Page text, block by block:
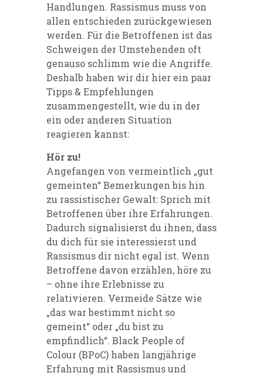
Handlungen. Rassismus muss von
allen entschieden zurückgewiesen
werden. Für die Betroffenen ist das
Schweigen der Umstehenden oft
genauso schlimm wie die Angriffe.
Deshalb haben wir dir hier ein paar
Tipps & Empfehlungen
zusammengestellt, wie du in der
ein oder anderen Situation
reagieren kannst:
Hör zu!
Angefangen von vermeintlich „gut
gemeinten“ Bemerkungen bis hin
zu rassistischer Gewalt: Sprich mit
Betroffenen über ihre Erfahrungen.
Dadurch signalisierst du ihnen, dass
du dich für sie interessierst und
Rassismus dir nicht egal ist. Wenn
Betroffene davon erzählen, höre zu
– ohne ihre Erlebnisse zu
relativieren. Vermeide Sätze wie
„das war bestimmt nicht so
gemeint“ oder „du bist zu
empfindlich“. Black People of
Colour (BPoC) haben langjährige
Erfahrung mit Rassismus und